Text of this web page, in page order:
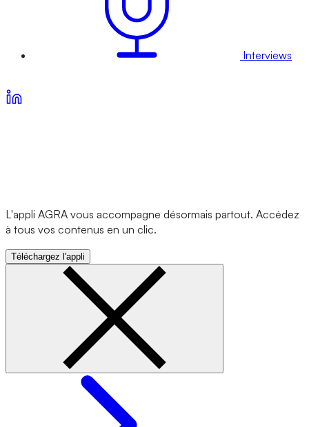
Interviews
L'appli AGRA vous accompagne désormais partout. Accédez
à tous vos contenus en un clic.
Téléchargez l'appli